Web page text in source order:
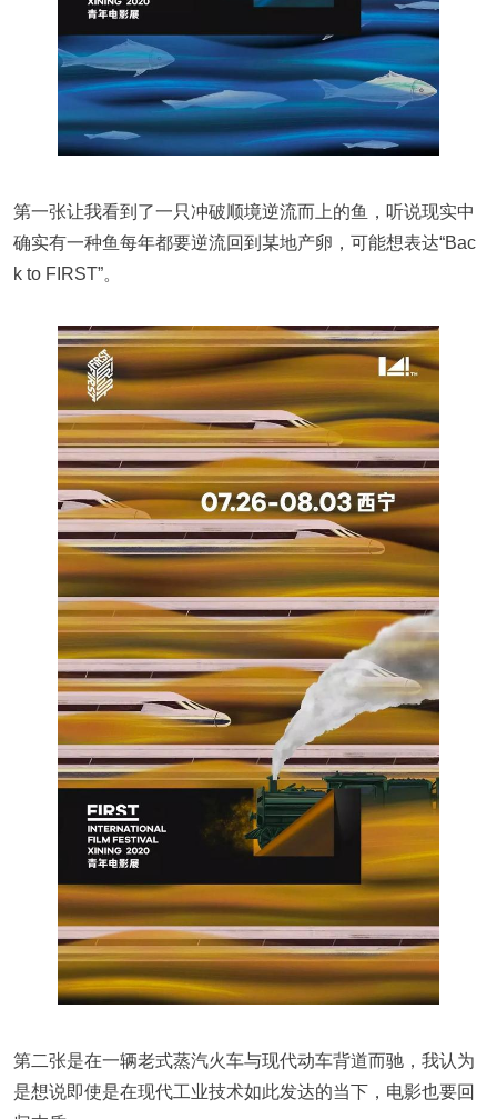
第一张让我看到了一只冲破顺境逆流而上的鱼，听说现实中
确实有一种鱼每年都要逆流回到某地产卵，可能想表达“Bac
k to FIRST”。
第二张是在一辆老式蒸汽火车与现代动车背道而驰，我认为
是想说即使是在现代工业技术如此发达的当下，电影也要回